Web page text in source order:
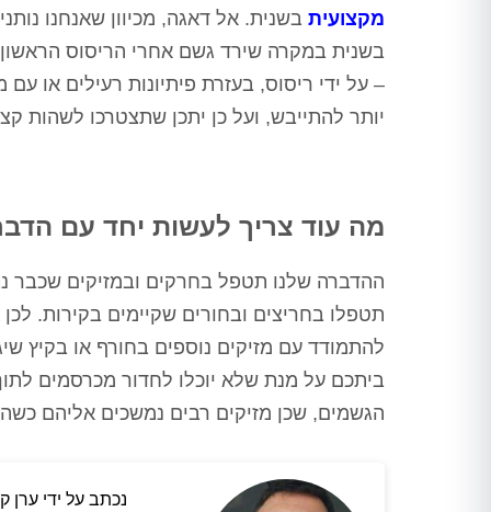
מקצועית בשנית. אל דאגה, מכיוון שאנחנו
בשנית במקרה שירד גשם אחרי הריסוס
– על ידי ריסוס, בעזרת פיתיונות רעילים או
יותר להתייבש, ועל כן יתכן שתצטרכו לשהות
מה עוד צריך לעשות יחד עם
ההדברה שלנו תטפל בחרקים ובמזיקים שכבר
תטפלו בחריצים ובחורים שקיימים בקירות.
להתמודד עם מזיקים נוספים בחורף או בקיץ
ביתכם על מנת שלא יוכלו לחדור מכרסמים
הגשמים, שכן מזיקים רבים נמשכים אליהם
נכתב על ידי ערן
ורק לאחר מכן ביצע הדברה
מתאימה, לאחר מכן חזר שוב וסיים
את העבודה, כבר אין חולדות
שמתרוצצות בחדר מדרגות, אין
חולדה שמחכה בחדר אשפה, פשוט
הציל אותנו אין מילה אחרת